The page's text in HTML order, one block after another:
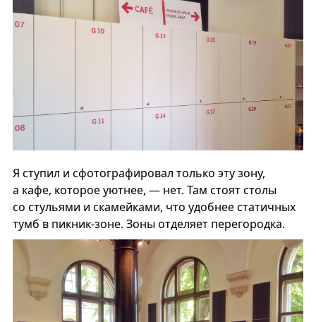
Я ступил и сфотографировал только эту зону,
а кафе, которое уютнее, — нет. Там стоят столы
со стульями и скамейками, что удобнее статичных
тумб в пикник-зоне. Зоны отделяет перегородка.